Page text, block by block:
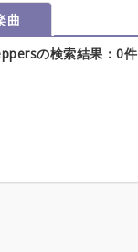
曲
の検索結果：0件